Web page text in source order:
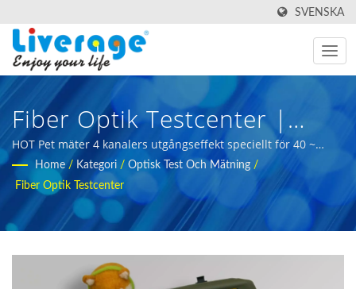
SVENSKA
Fiber Optik Testcenter |
Högpresterande
Fiberoptiska Transceivrar
För 5g-Nätverk
HOT Pet mäter 4 kanalers utgångseffekt speciellt för 40 ~
100G optiska transceivers. | fiberoptisk mätutrustning för
internationella köpare
Home / Kategori / Optisk Test Och Mätning /
Fiber Optik Testcenter